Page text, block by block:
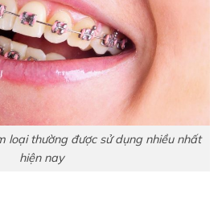
loại thường được sử dụng nhiều nhất
hiện nay